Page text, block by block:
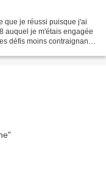
que je réussi puisque j'ai
auquel je m'étais engagée
défis moins contraignant